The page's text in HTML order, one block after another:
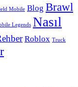
Mobile Blog Brawl
Legends Nasıl
Roblox Truck